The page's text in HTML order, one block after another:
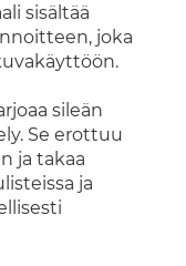
sisältää
joka
sileän
Se erottuu
ja takaa
ja